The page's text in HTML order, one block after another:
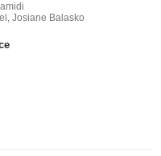
Josiane Balasko